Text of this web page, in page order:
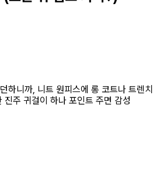
하니까, 니트 원피스에 롱 코트나 트렌치
주 귀걸이 하나 포인트 주면 감성